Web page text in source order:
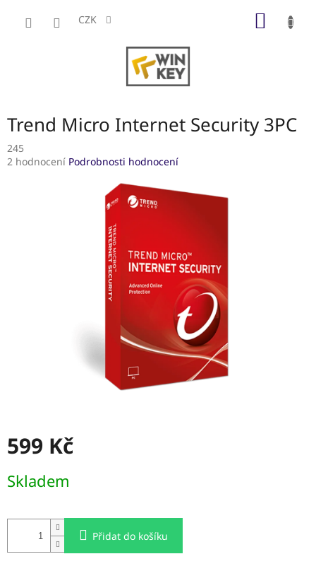
CZK
Trend Micro Internet Security 3PC
245
Průměrné
2 hodnocení Podrobnosti hodnocení
599 Kč
cena:
Skladem
Přidat do košíku